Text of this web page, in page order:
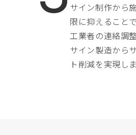
サイン制作から
限に抑えること
工業者の連絡調
サイン製造から
ト削減を実現しま